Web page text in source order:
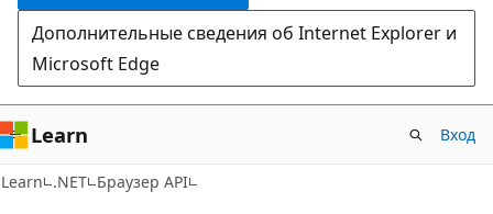
Дополнительные сведения об Internet Explorer и
Microsoft Edge
Learn Вход
Learn .NET Браузер API